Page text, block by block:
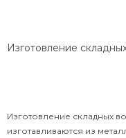
Изготовление
Изготовление складных
изготавливаются из